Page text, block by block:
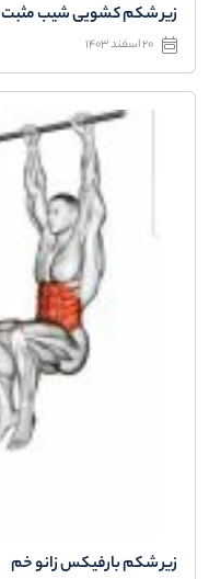
زیر شکم کشویی شیب مثبت
20 اسفند 1403
زیر شکم بارفیکس زانو خم